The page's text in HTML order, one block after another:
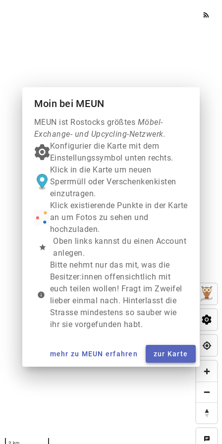
rss_feed
chat
Moin bei MEUN
MEUN ist Rostocks größtes Möbel-
Exchange- und Upcycling-Netzwerk.
Konfigurier die Karte mit dem
Einstellungssymbol unten rechts.
Klick in die Karte um neuen
Sperrmüll oder Verschenkenkisten
einzutragen.
Klick existierende Punkte in der Karte
an um Fotos zu sehen und
hochzuladen.
star
Oben links kannst du einen Account
anlegen.
info
Bitte nehmt nur das mit, was die
Besitzer:innen offensichtlich mit
euch teilen wollen! Fragt im Zweifel
lieber einmal nach. Hinterlasst die
Strasse mindestens so sauber wie
ihr sie vorgefunden habt.
mehr zu MEUN erfahren zur Karte